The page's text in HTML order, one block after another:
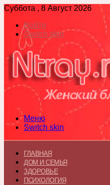
Суббота , 8 Август 2026
Войти
Switch skin
Меню
Switch skin
ГЛАВНАЯ
ДОМ И СЕМЬЯ
ЗДОРОВЬЕ
ПСИХОЛОГИЯ